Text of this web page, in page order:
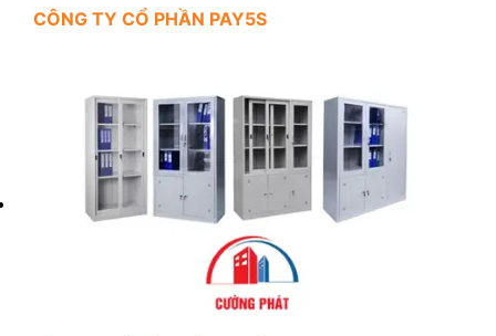
CÔNG TY CỔ PHẦN PAY5S